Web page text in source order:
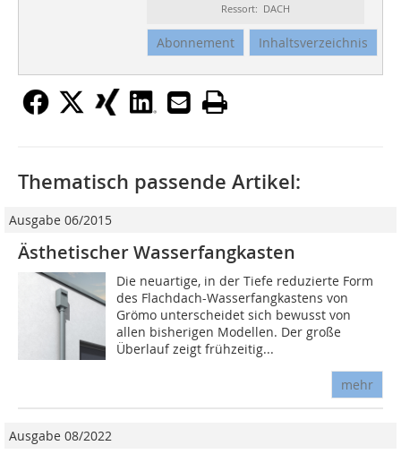
Ressort: DACH
Abonnement Inhaltsverzeichnis
Thematisch passende Artikel:
Ausgabe 06/2015
Ästhetischer Wasserfangkasten
Die neuartige, in der Tiefe reduzierte Form
des Flachdach-Wasserfangkastens von
Grömo unterscheidet sich bewusst von
allen bisherigen Modellen. Der große
Überlauf zeigt frühzeitig...
mehr
Ausgabe 08/2022